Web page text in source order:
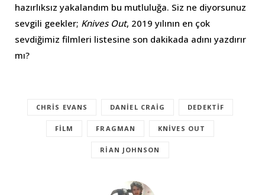
hazırlıksız yakalandım bu mutluluğa. Siz ne diyorsunuz
sevgili geekler; Knives Out, 2019 yılının en çok
sevdiğimiz filmleri listesine son dakikada adını yazdırır
mı?
CHRIS EVANS DANIEL CRAIG DEDEKTIF
FILM FRAGMAN KNIVES OUT
RIAN JOHNSON